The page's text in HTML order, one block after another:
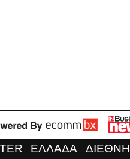
ΕΛΛΑΔΑ ΔΙΕΘΝΗ